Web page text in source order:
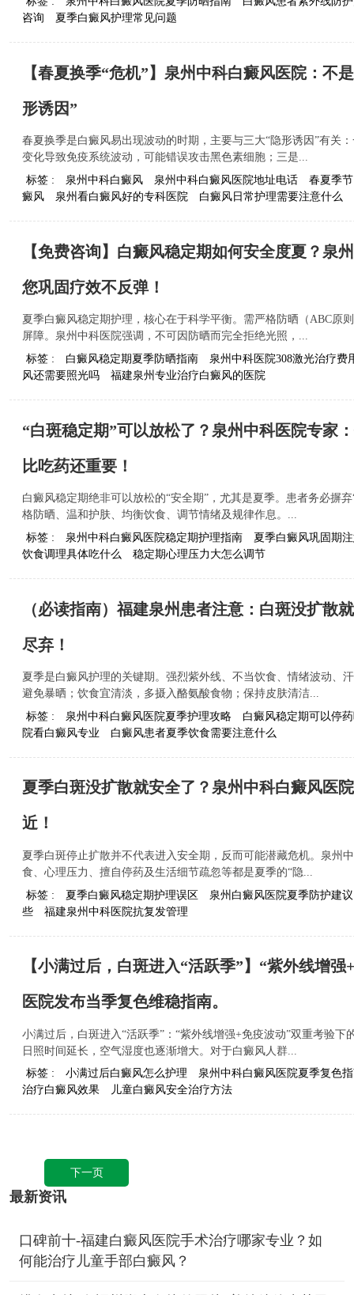
咨询
夏季白癜风护理常见问题
【春夏换季“危机”】泉州中科白癜风医院：不
形诱因”
春夏换季是白癜风易出现波动的时期，主要与三大“隐形诱因”有关
变化导致免疫系统波动，可能错误攻击黑色素细胞；三是...
标签 :
泉州中科白癜风 泉州中科白癜风医院地址电话
春夏季
癜风
泉州看白癜风好的专科医院 白癜风日常护理需要注意什么
【免费咨询】白癜风稳定期如何安全度夏？泉
您巩固疗效不反弹！
夏季白癜风稳定期护理，核心在于科学平衡。需严格防晒（ABC原
屏障。泉州中科医院强调，不可因防晒而完全拒绝光照，...
标签 :
白癜风稳定期夏季防晒指南
泉州中科医院308激光治疗费
风还需要照光吗
福建泉州专业治疗白癜风的医院
“白斑稳定期”可以放松了？泉州中科医院专家
比吃药还重要！
白癜风稳定期绝非可以放松的“安全期”，尤其是夏季。患者务必摒
格防晒、温和护肤、均衡饮食、调节情绪及规律作息。...
标签 :
泉州中科白癜风医院稳定期护理指南
夏季白癜风巩固期
饮食调理具体吃什么
稳定期心理压力大怎么调节
（必读指南）福建泉州患者注意：白斑没扩散
尽弃！
夏季是白癜风护理的关键期。强烈紫外线、不当饮食、情绪波动、
避免暴晒；饮食宜清淡，多摄入酪氨酸食物；保持皮肤清洁...
标签 :
泉州中科白癜风医院夏季护理攻略
白癜风稳定期可以停
院看白癜风专业
白癜风患者夏季饮食需要注意什么
夏季白斑没扩散就安全了？泉州中科白癜风医
近！
夏季白斑停止扩散并不代表进入安全期，反而可能潜藏危机。泉州
食、心理压力、擅自停药及生活细节疏忽等都是夏季的“隐...
标签 :
夏季白癜风稳定期护理误区
泉州白癜风医院夏季防护建议
些
福建泉州中科医院抗复发管理
【小满过后，白斑进入“活跃季”】“紫外线增
医院发布当季复色维稳指南。
小满过后，白斑进入“活跃季”：“紫外线增强+免疫波动”双重考验
日照时间延长，空气湿度也逐渐增大。对于白癜风人群...
标签 :
小满过后白癜风怎么护理
泉州中科白癜风医院夏季复色
治疗白癜风效果
儿童白癜风安全治疗方法
下一页
最新资讯
口碑前十-福建白癜风医院手术治疗哪家专业？如
何能治疗儿童手部白癜风？